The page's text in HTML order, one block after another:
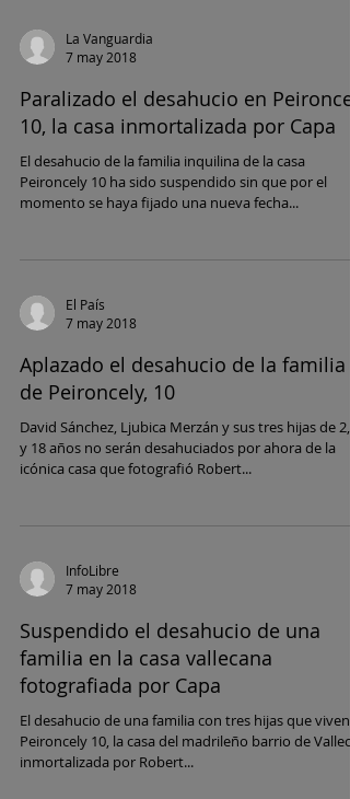
La Vanguardia
7 may 2018
Paralizado el desahucio en
10, la casa inmortalizada por Capa
El desahucio de la familia inquilina de la casa
Peironcely 10 ha sido suspendido sin que por el
momento se haya fijado una nueva fecha...
El País
7 may 2018
Aplazado el desahucio de la familia
de Peironcely, 10
David Sánchez, Ljubica Merzán y sus tres hijas de 2, 6
y 18 años no serán desahuciados por ahora de la
icónica casa que fotografió Robert...
InfoLibre
7 may 2018
Suspendido el desahucio de una
familia en la casa vallecana
fotografiada por Capa
El desahucio de una familia con tres hijas que viven
Peironcely 10, la casa del madrileño barrio de
inmortalizada por Robert...